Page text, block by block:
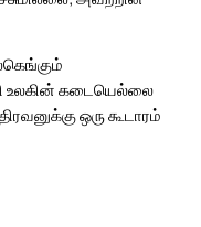
உலகின் கடையெல்லை
ஒரு கூடாரம்